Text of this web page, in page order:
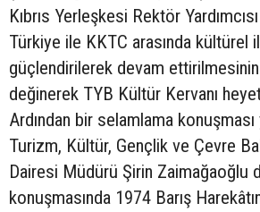
Kıbrıs Yerleşkesi Rektör
Türkiye ile KKTC arasında kültürel
güçlendirilerek devam
değinerek TYB Kültür Kervanı
Ardından bir selamlama
Turizm, Kültür, Gençlik ve Çevre
Dairesi Müdürü Şirin Zaimağaoğlu
konuşmasında 1974 Barış